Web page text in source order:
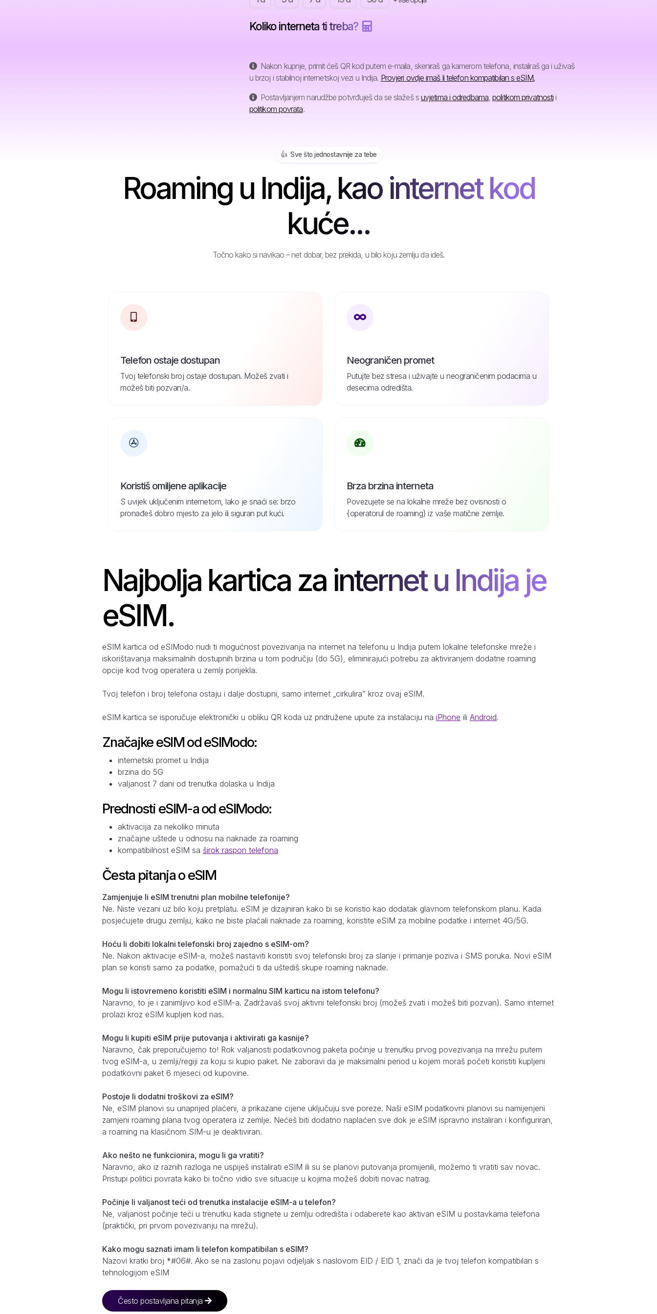
Koliko interneta ti treba?
Nakon kupnje, primit ćeš QR kod putem e-maila, skeniraš ga kamerom telefona, instaliraš ga i uživaš
u brzoj i stabilnoj internetskoj vezi u Indija. Provjeri ovdje imaš li telefon kompatibilan s eSIM.
Postavljanjem narudžbe potvrđuješ da se slažeš s uvjetima i odredbama,politikom privatnosti i
politikom povrata.
👍️ Sve što jednostavnije za tebe
Roaming u Indija, kao internet kod
kuće...
Točno kako si navikao – net dobar, bez prekida, u bilo koju zemlju da ideš.
Telefon ostaje dostupan
Tvoj telefonski broj ostaje dostupan. Možeš zvati i
možeš biti pozvan/a.
Neograničen promet
Putujte bez stresa i uživajte u neograničenim podacima u
desecima odredišta.
Koristiš omiljene aplikacije
S uvijek uključenim internetom, lako je snaći se: brzo
pronađeš dobro mjesto za jelo ili siguran put kući.
Brza brzina interneta
Povezujete se na lokalne mreže bez ovisnosti o
{operatorul de roaming} iz vaše matične zemlje.
Najbolja kartica za internet u Indija je
eSIM.
eSIM kartica od eSIModo nudi ti mogućnost povezivanja na internet na telefonu u Indija putem lokalne telefonske mreže i
iskorištavanja maksimalnih dostupnih brzina u tom području (do 5G), eliminirajući potrebu za aktiviranjem dodatne roaming
opcije kod tvog operatera u zemlji porijekla.
Tvoj telefon i broj telefona ostaju i dalje dostupni, samo internet „cirkulira” kroz ovaj eSIM.
eSIM kartica se isporučuje elektronički u obliku QR koda uz pridružene upute za instalaciju na iPhone ili Android.
Značajke eSIM od eSIModo:
internetski promet u Indija
brzina do 5G
valjanost 7 dani od trenutka dolaska u Indija
Prednosti eSIM-a od eSIModo:
aktivacija za nekoliko minuta
značajne uštede u odnosu na naknade za roaming
kompatibilnost eSIM sa širok raspon telefona
Česta pitanja o eSIM
Zamjenjuje li eSIM trenutni plan mobilne telefonije?
Ne. Niste vezani uz bilo koju pretplatu. eSIM je dizajniran kako bi se koristio kao dodatak glavnom telefonskom planu. Kada
posjećujete drugu zemlju, kako ne biste plaćali naknade za roaming, koristite eSIM za mobilne podatke i internet 4G/5G.
Hoću li dobiti lokalni telefonski broj zajedno s eSIM-om?
Ne. Nakon aktivacije eSIM-a, možeš nastaviti koristiti svoj telefonski broj za slanje i primanje poziva i SMS poruka. Novi eSIM
plan se koristi samo za podatke, pomažući ti da uštediš skupe roaming naknade.
Mogu li istovremeno koristiti eSIM i normalnu SIM karticu na istom telefonu?
Naravno, to je i zanimljivo kod eSIM-a. Zadržavaš svoj aktivni telefonski broj (možeš zvati i možeš biti pozvan). Samo internet
prolazi kroz eSIM kupljen kod nas.
Mogu li kupiti eSIM prije putovanja i aktivirati ga kasnije?
Naravno, čak preporučujemo to! Rok valjanosti podatkovnog paketa počinje u trenutku prvog povezivanja na mrežu putem
tvog eSIM-a, u zemlji/regiji za koju si kupio paket. Ne zaboravi da je maksimalni period u kojem moraš početi koristiti kupljeni
podatkovni paket 6 mjeseci od kupovine.
Postoje li dodatni troškovi za eSIM?
Ne, eSIM planovi su unaprijed plaćeni, a prikazane cijene uključuju sve poreze. Naši eSIM podatkovni planovi su namijenjeni
zamjeni roaming plana tvog operatera iz zemlje. Nećeš biti dodatno naplaćen sve dok je eSIM ispravno instaliran i konfiguriran,
a roaming na klasičnom SIM-u je deaktiviran.
Ako nešto ne funkcionira, mogu li ga vratiti?
Naravno, ako iz raznih razloga ne uspiješ instalirati eSIM ili su se planovi putovanja promijenili, možemo ti vratiti sav novac.
Pristupi politici povrata kako bi točno vidio sve situacije u kojima možeš dobiti novac natrag.
Počinje li valjanost teći od trenutka instalacije eSIM-a u telefon?
Ne, valjanost počinje teći u trenutku kada stignete u zemlju odredišta i odaberete kao aktivan eSIM u postavkama telefona
(praktički, pri prvom povezivanju na mrežu).
Kako mogu saznati imam li telefon kompatibilan s eSIM?
Nazovi kratki broj *#06#. Ako se na zaslonu pojavi odjeljak s naslovom EID / EID 1, znači da je tvoj telefon kompatibilan s
tehnologijom eSIM
Često postavljana pitanja